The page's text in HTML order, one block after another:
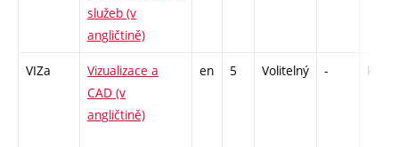
služeb (v
angličtině)
VIZa
Vizualizace a
CAD (v
angličtině)
en 5 Volitelný - kl